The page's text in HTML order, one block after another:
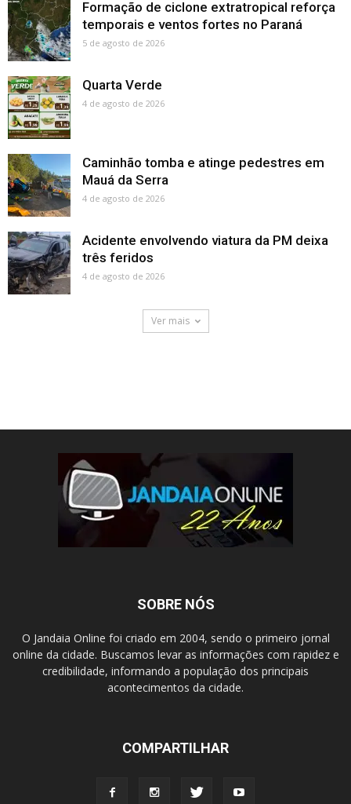
Formação de ciclone extratropical reforça
temporais e ventos fortes no Paraná
5 de agosto de 2026
Quarta Verde
4 de agosto de 2026
Caminhão tomba e atinge pedestres em
Mauá da Serra
4 de agosto de 2026
Acidente envolvendo viatura da PM deixa
três feridos
4 de agosto de 2026
Ver mais
SOBRE NÓS
O Jandaia Online foi criado em 2004, sendo o primeiro jornal
online da cidade. Buscamos levar as informações com rapidez e
credibilidade, informando a população dos principais
acontecimentos da cidade.
COMPARTILHAR